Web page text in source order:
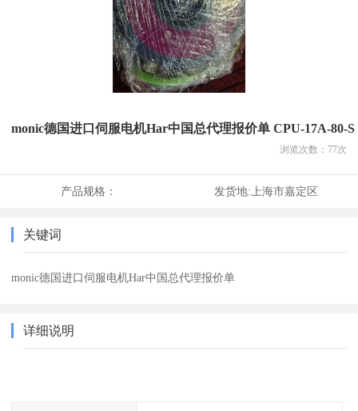
monic德国进口伺服电机Har中国总代理报价单 CPU-17A-80-S
浏览次数： 77次
产品规格： 发货地: 上海市嘉定区
关键词
monic德国进口伺服电机Har中国总代理报价单
详细说明